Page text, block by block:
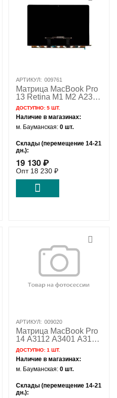
АРТИКУЛ: 009761
Матрица MacBook Pro
13 Retina M1 M2 A2338
/ OEM
ДОСТУПНО:5 ШТ.
Наличие в магазинах:
м. Бауманская:0 шт.
Склады (перемещение 14-21
дн.):
Удаленный склад:
19 130₽
Опт 18 230 ₽
АРТИКУЛ: 009020
Матрица MacBook Pro
14 A3112 A3401 A3185
Nano Texture / Orig
ДОСТУПНО:1 ШТ.
Наличие в магазинах:
м. Бауманская:0 шт.
Склады (перемещение 14-21
дн.):